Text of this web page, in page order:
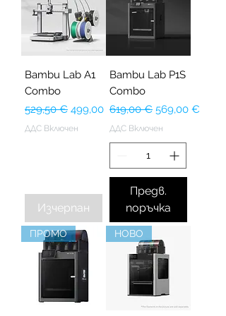
Bambu Lab A1
Combo
Редовна цена
529,50 € Продажна цена
499,00 €
ДДС Включен
Изчерпан
Bambu Lab P1S
Combo
Редовна цена
619,00 € Продажна
569,00 €
ДДС Включен
Предв.
поръчка
ПРОМО НОВО